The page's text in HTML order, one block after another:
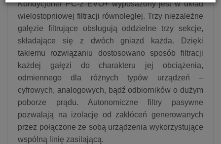
Kondycjoner PC-2 EVO+ wyposażony jest w układ
wielostopniowej filtracji równoległej. Trzy niezależne
gałęzie filtrujące obsługują oddzielne trzy sekcje,
składające się z dwóch gniazd każda. Dzięki
takiemu rozwiązaniu dostosowano sposób filtracji
każdej gałęzi do charakteru jej obciążenia,
odmiennego dla różnych typów urządzeń –
cyfrowych, analogowych, bądź odbiorników o dużym
poborze prądu. Autonomiczne filtry pasywne
pozwalają na izolację od zakłóceń generowanych
przez połączone ze sobą urządzenia wykorzystujące
wspólną linię zasilającą.